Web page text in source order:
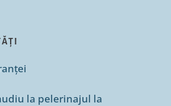
la pelerinajul la